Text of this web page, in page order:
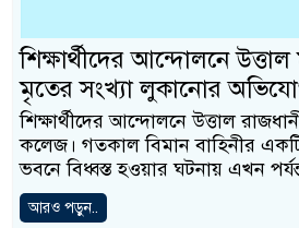
শিক্ষার্থীদের আন্দোলনে
মৃতের সংখ্যা লুকানোর
শিক্ষার্থীদের আন্দোলনে উত্তাল
কলেজ। গতকাল বিমান বাহিনীর
ভবনে বিধ্বস্ত হওয়ার ঘটনায় এখন
আরও পড়ুন..